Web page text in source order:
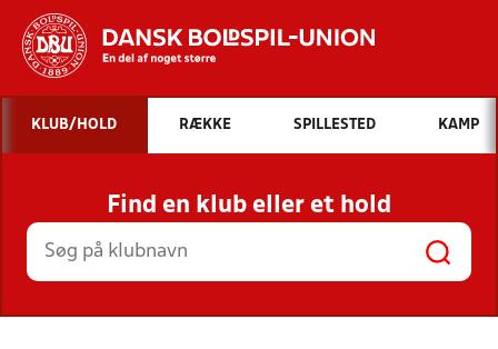
Hvad vil du søge efter?
INDHOLD OG NYHEDER
STILLINGER, RESULTATER, KLUBBER OG
HOLD
KLUB/HOLD RÆKKE SPILLESTED KAMP
Find en klub eller et hold